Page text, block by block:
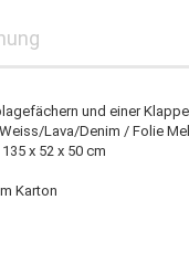
und einer Klappe
Lava/Denim / Folie
x 52 x 50 cm
Karton